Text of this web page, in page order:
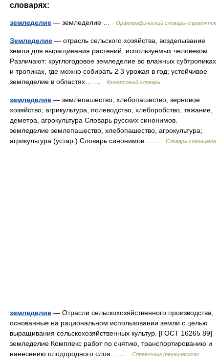
словарях:
земледелие — земледелие … Орфографический словарь-справочник
Земледелие — отрасль сельского хозяйства, возделывание
земли для выращивания растений, используемых человеком.
Различают: круглогодовое земледелие во влажных субтропиках
и тропиках, где можно собирать 2 3 урожая в год; устойчивое
земледелие в областях… …
Финансовый словарь
земледелие — землепашество, хлебопашество, зерновое
хозяйство; агрикультура, полеводство, хлеборобство, тяжание,
деметра, агрокультура Словарь русских синонимов.
земледелие землепашество, хлебопашество, агрокультура;
агрикультура (устар.) Словарь синонимов… …
Словарь синонимов
земледелие — Отрасли сельскохозяйственного производства,
основанные на рациональном использовании земли с целью
выращивания сельскохозяйственных культур. [ГОСТ 16265 89]
земледелие Комплекс работ по снятию, транспортированию и
нанесению плодородного слоя… …
Справочник технического